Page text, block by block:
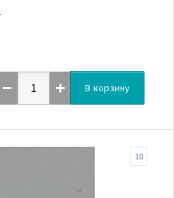
В корзину
10